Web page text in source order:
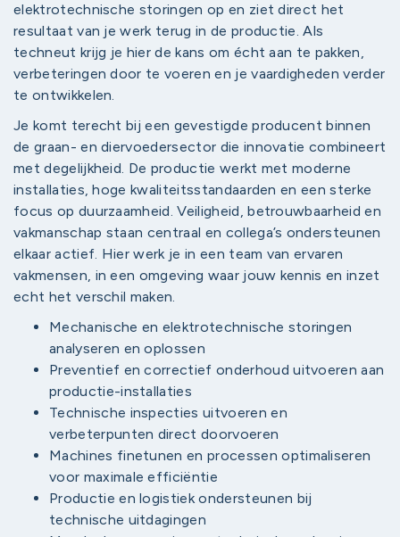
elektrotechnische storingen op en ziet direct het
resultaat van je werk terug in de productie. Als
techneut krijg je hier de kans om écht aan te pakken,
verbeteringen door te voeren en je vaardigheden verder
te ontwikkelen.
Je komt terecht bij een gevestigde producent binnen
de graan- en diervoedersector die innovatie combineert
met degelijkheid. De productie werkt met moderne
installaties, hoge kwaliteitsstandaarden en een sterke
focus op duurzaamheid. Veiligheid, betrouwbaarheid en
vakmanschap staan centraal en collega’s ondersteunen
elkaar actief. Hier werk je in een team van ervaren
vakmensen, in een omgeving waar jouw kennis en inzet
echt het verschil maken.
Mechanische en elektrotechnische storingen
analyseren en oplossen
Preventief en correctief onderhoud uitvoeren aan
productie-installaties
Technische inspecties uitvoeren en
verbeterpunten direct doorvoeren
Machines finetunen en processen optimaliseren
voor maximale efficiëntie
Productie en logistiek ondersteunen bij
technische uitdagingen